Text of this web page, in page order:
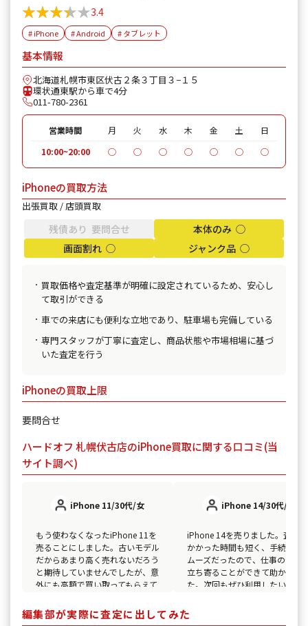
★★★★★
★★★★★3.4
# iPhone # Android # タブレット
基本情報
北海道札幌市東区伏古２条３丁目３−１５
環状通東駅から車で4分
011-780-2361
営業時間 月 火 水 木 金 土
日
10:00~20:00
◯ ◯ ◯ ◯ ◯ ◯ ◯
iPhoneの買取方法
出張買取 / 店頭買取
残債あり 要問合せ
本体のみ ◯
画面割れ ◯
ジャンク品 ◯
買取価格や査定基準が明確に設定されているため、安心し
て取引ができる
車での来店にも便利な立地であり、駐車場も完備している
専門スタッフが丁寧に査定し、商品状態や市場相場に基づ
いた査定を行う
iPhoneの買取上限
要問合せ
ハードオフ 札幌伏古店のiPhone買取に関する口コミ(当
サイト調べ)
iPhone 11/30代/女
もう使わなくなったiPhone 11を
売ることにしました。古いモデル
だからあまり高く売れないだろう
と期待していませんでしたが、意
外にも高額で買い取ってもらえて
iPhone 14/30代/男
iPhone 14を売りました。査定に
かかった時間も短く、手続きも
ムーズだったので、仕事の合間
立ち寄ることができて助かりま
た。次回もぜひ利用したいと思
編集部が実際に査定に出してみた